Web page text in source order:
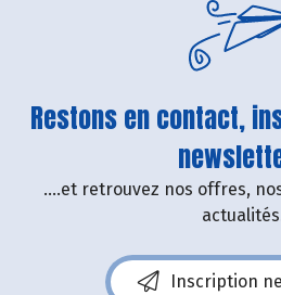
Restons en contact,
....et retrouvez nos offres,
Inscription